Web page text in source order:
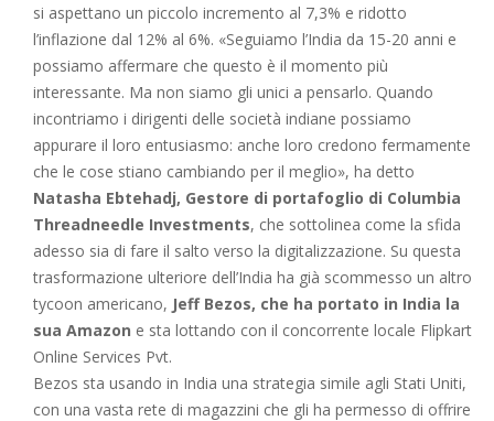
si aspettano un piccolo incremento al 7,3% e ridotto
l’inflazione dal 12% al 6%. «Seguiamo l’India da 15-20 anni e
possiamo affermare che questo è il momento più
interessante. Ma non siamo gli unici a pensarlo. Quando
incontriamo i dirigenti delle società indiane possiamo
appurare il loro entusiasmo: anche loro credono fermamente
che le cose stiano cambiando per il meglio», ha detto
Natasha Ebtehadj, Gestore di portafoglio di Columbia
Threadneedle Investments, che sottolinea come la sfida
adesso sia di fare il salto verso la digitalizzazione. Su questa
trasformazione ulteriore dell’India ha già scommesso un altro
tycoon americano, Jeff Bezos, che ha portato in India la
sua Amazon e sta lottando con il concorrente locale Flipkart
Online Services Pvt.
Bezos sta usando in India una strategia simile agli Stati Uniti,
con una vasta rete di magazzini che gli ha permesso di offrire